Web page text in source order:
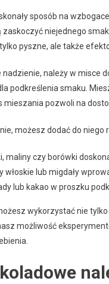
sposób na
niejednego
pyszne, ale także
należy w misce
podkreślenia smaku.
pozwoli na
możesz dodać do niego
maliny czy borówki
włoskie lub migdały
lub kakao w proszku
wykorzystać nie
możliwość